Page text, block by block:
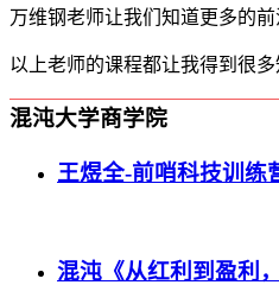
万维钢老师让我们知道更多的前
以上老师的课程都让我得到很多
混沌大学商学院
王煜全-前哨科技训练
混沌《从红利到盈利